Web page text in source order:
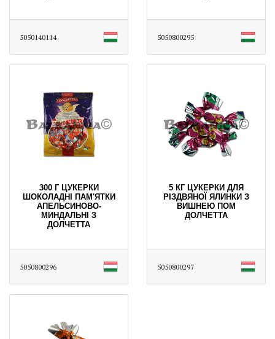
5050140114 5050800295
300 Г ЦУКЕРКИ
ШОКОЛАДНІ ПАМ'ЯТКИ
АПЕЛЬСИНОВО-
МИНДАЛЬНІ З
ДОЛЧЕТТА
5050800296
5 КГ ЦУКЕРКИ ДЛЯ
РІЗДВЯНОЇ ЯЛИНКИ З
ВИШНЕЮ ПОМ
ДОЛЧЕТТА
5050800297